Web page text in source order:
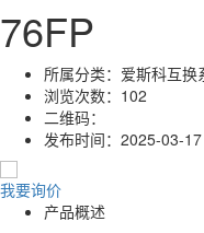
76FP
所属分类： 爱斯科互换
浏览次数： 102
二维码：
发布时间： 2025-03-
我要询价
产品概述